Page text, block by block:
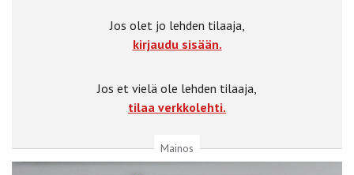
Jos olet jo lehden tilaaja,
kirjaudu sisään.
Jos et vielä ole lehden tilaaja,
tilaa verkkolehti.
Mainos